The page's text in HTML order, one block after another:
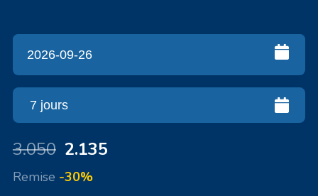
3.050 2.135
Remise -30%